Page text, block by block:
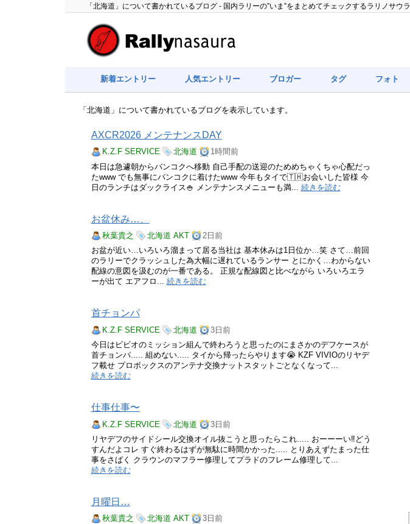
「北海道」について書かれているブログ - 国内ラリーの”いま”をまとめてチェックするラリノサウラ
新着エントリー 人気エントリー ブロガー タグ フォト
「北海道」について書かれているブログを表示しています。
AXCR2026 メンテナンスDAY
K.Z.F SERVICE 北海道
1時間前
本日は急遽朝からバンコクへ移動 自己手配の送迎のためめちゃくちゃ心配だっ
たwww でも無事にバンコクに着けたwww 今年もタイで🇹🇭お会いした皆様 今
日のランチはダックライス🍚 メンテナンスメニューも満...
続きを読む
お盆休み…、
秋葉貴之 北海道 AKT
2日前
お盆が近い…いろいろ溜まって居る当社は 基本休みは1日位か…笑 さて…前回
のラリーでクラッシュした為大幅に遅れているランサー とにかく…わからない
配線の意図を汲むのが一番である。 正規な配線図と比べながら いろいろエラ
ーが出て エアフロ... 続きを読む
首チョンパ
K.Z.F SERVICE 北海道
3日前
今日はビビオのミッション組んで終わろうと思ったのにまさかのデフケースが
首チョンパ..... 組めない..... タイから帰ったらやります😭 KZF VIVIOのリヤデ
フ載せ プロボックスのアンテナ交換ナットスタットごとなくなって...
続きを読む
仕事仕事〜
K.Z.F SERVICE 北海道
3日前
リヤデフのサイドシール交換オイル抜こうと思ったらこれ..... おーーーい‼️どう
すんだよコレ すぐ終わるはずが無駄に時間かかった..... とりあえずたまった仕
事をさばく クラウンのマフラー修理してプラドのフレーム修理して...
続きを読む
月曜日…
秋葉貴之 北海道 AKT
3日前